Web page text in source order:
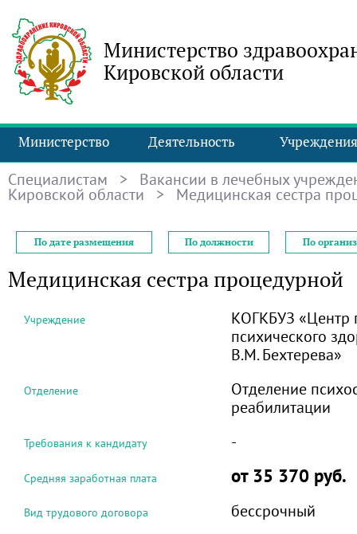
Министерство
Кировской области
Министерство Деятельность Учреждения
Специалистам > Вакансии в лечебных
Кировской области > Медицинская сестра
По дате размещения По должности По
Медицинская сестра процедурной
Учреждение
КОГКБУЗ «Центр
психического
В.М. Бехтерева»
Отделение
Отделение
реабилитации
Требования к кандидату -
Средняя заработная плата от 35 370 руб.
Вид трудового договора бессрочный